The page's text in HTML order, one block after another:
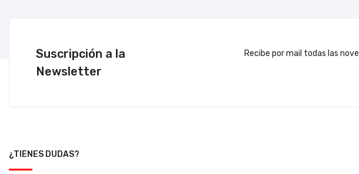
Suscripción a la
Newsletter
Recibe por mail todas las
¿TIENES DUDAS?